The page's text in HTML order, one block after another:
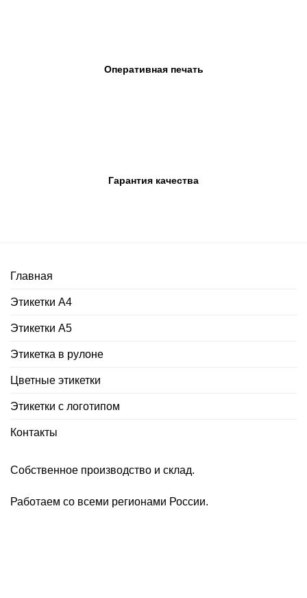
Оперативная печать
Гарантия качества
Главная
Этикетки А4
Этикетки А5
Этикетка в рулоне
Цветные этикетки
Этикетки с логотипом
Контакты
Собственное производство и склад.
Работаем со всеми регионами России.